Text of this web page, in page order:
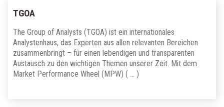
TGOA
The Group of Analysts (TGOA) ist ein internationales
Analystenhaus, das Experten aus allen relevanten Bereichen
zusammenbringt – für einen lebendigen und transparenten
Austausch zu den wichtigen Themen unserer Zeit. Mit dem
Market Performance Wheel (MPW) ( … )